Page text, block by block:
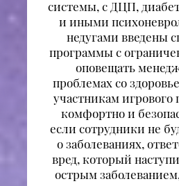
системы, с ДЦП,
и иными
недугами введены
программы с
оповещать
проблемах со
участникам игрового
комфортно и
если сотрудники не
о заболеваниях,
вред, который
острым